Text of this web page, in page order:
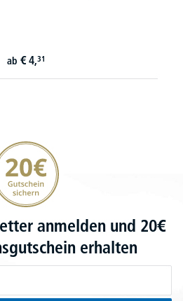
ab € 4,31
Gutschein sichern
anmelden und 20€
erhalten